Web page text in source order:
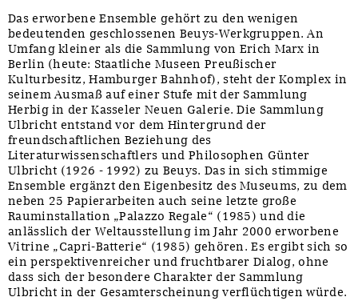
Das erworbene Ensemble gehört zu den wenigen
bedeutenden geschlossenen Beuys-Werkgruppen. An
Umfang kleiner als die Sammlung von Erich Marx in
Berlin (heute: Staatliche Museen Preußischer
Kulturbesitz, Hamburger Bahnhof), steht der Komplex in
seinem Ausmaß auf einer Stufe mit der Sammlung
Herbig in der Kasseler Neuen Galerie. Die Sammlung
Ulbricht entstand vor dem Hintergrund der
freundschaftlichen Beziehung des
Literaturwissenschaftlers und Philosophen Günter
Ulbricht (1926 - 1992) zu Beuys. Das in sich stimmige
Ensemble ergänzt den Eigenbesitz des Museums, zu dem
neben 25 Papierarbeiten auch seine letzte große
Rauminstallation „Palazzo Regale“ (1985) und die
anlässlich der Weltausstellung im Jahr 2000 erworbene
Vitrine „Capri-Batterie“ (1985) gehören. Es ergibt sich so
ein perspektivenreicher und fruchtbarer Dialog, ohne
dass sich der besondere Charakter der Sammlung
Ulbricht in der Gesamterscheinung verflüchtigen würde.